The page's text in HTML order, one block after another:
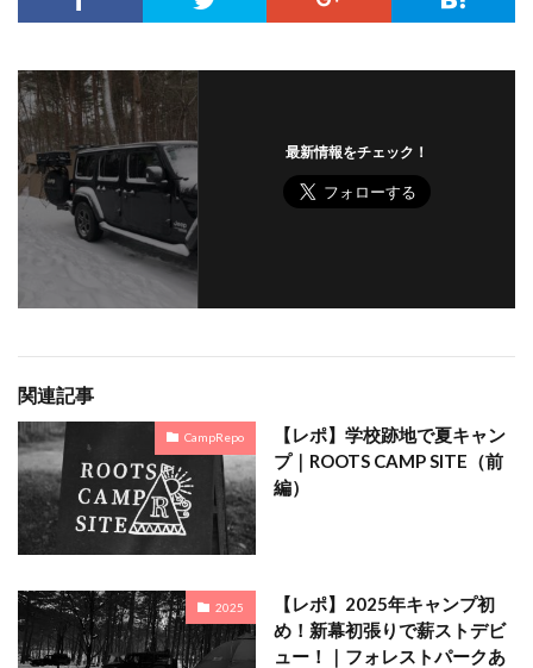
最新情報をチェック！
関連記事
CampRepo
【レポ】学校跡地で夏キャン
プ｜ROOTS CAMP SITE（前
編）
2025
【レポ】2025年キャンプ初
め！新幕初張りで薪ストデビ
ュー！｜フォレストパークあ